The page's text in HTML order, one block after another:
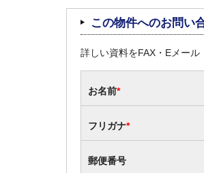
この物件へのお問い
詳しい資料をFAX・Eメール
お名前*
フリガナ*
郵便番号